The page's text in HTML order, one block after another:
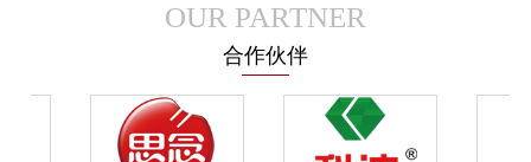
OUR PARTNER
合作伙伴